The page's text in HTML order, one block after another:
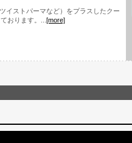
イストパーマなど）をプラスしたクー
おります。... [more]